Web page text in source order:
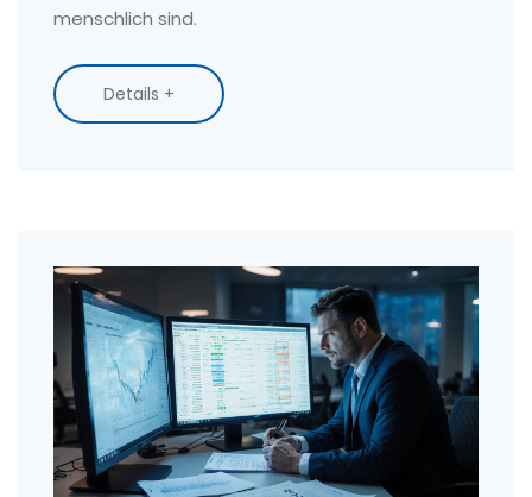
menschlich sind.
Details +